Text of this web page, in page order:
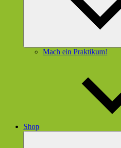
Mach ein Praktikum!
Shop